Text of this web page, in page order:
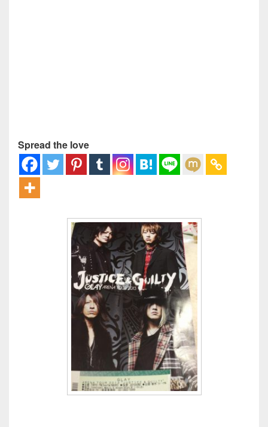
Spread the love